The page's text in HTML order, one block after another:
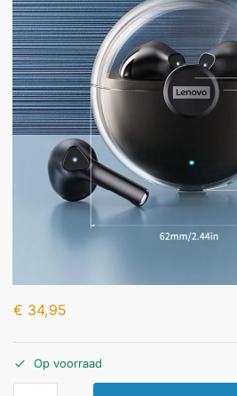
€ 34,95
Op voorraad